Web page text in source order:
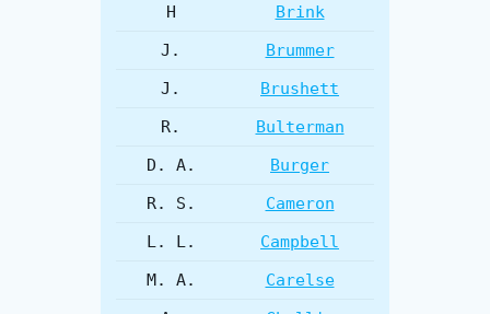
H
Brink
J.
Brummer
J.
Brushett
R.
Bulterman
D. A.
Burger
R. S.
Cameron
L. L.
Campbell
M. A.
Carelse